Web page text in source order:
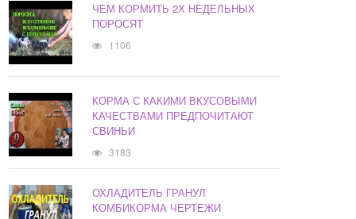
ЧЕМ КОРМИТЬ 2Х НЕДЕЛЬНЫХ
ПОРОСЯТ
1106
КОРМА С КАКИМИ ВКУСОВЫМИ
КАЧЕСТВАМИ ПРЕДПОЧИТАЮТ
СВИНЬИ
3183
ОХЛАДИТЕЛЬ ГРАНУЛ
КОМБИКОРМА ЧЕРТЕЖИ